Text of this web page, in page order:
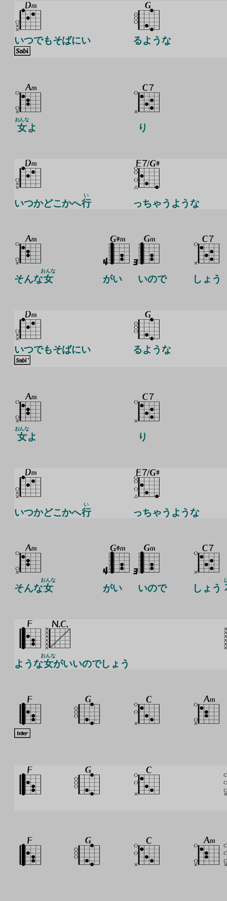
いつでもそばにい るような
女
おんな
よ り
いつかどこかへ行
い
っちゃうような
そんな女
おんな
がい いので しょう
いつでもそばにい るような
女
おんな
よ り
いつかどこかへ行
い
っちゃうような
そんな女
おんな
がい いので しょう
ような女
おんな
がいいのでしょう